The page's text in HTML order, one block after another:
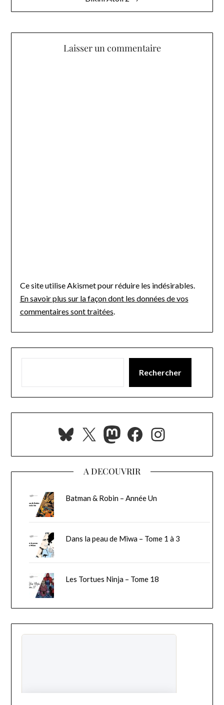
Laisser un commentaire
Ce site utilise Akismet pour réduire les indésirables.
En savoir plus sur la façon dont les données de vos
commentaires sont traitées.
Rechercher
Bluesky
X Mastodon
Facebook
A DECOUVRIR
Batman & Robin – Année Un
Dans la peau de Miwa – Tome 1 à 3
Les Tortues Ninja – Tome 18